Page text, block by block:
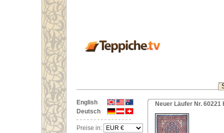
English
Deutsch
Preise in:
Neuer Läufer Nr.